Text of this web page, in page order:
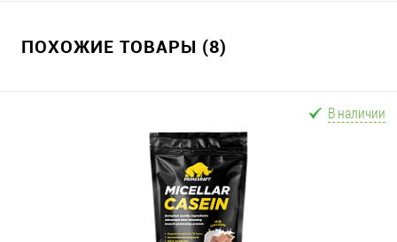
ПОХОЖИЕ ТОВАРЫ (8)
В наличии